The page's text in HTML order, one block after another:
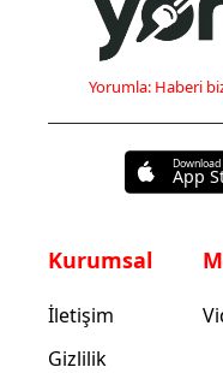
Yorumla: Haberi
Download
App
Kurumsal
İletişim
Gizlilik